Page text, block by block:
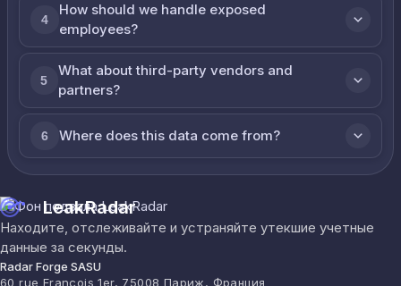
4
How should we handle exposed
employees?
5
What about third-party vendors and
partners?
6 Where does this data come from?
LeakRadar
Находите, отслеживайте и устраняйте утекшие учетные
данные за секунды.
Radar Forge SASU
60 rue François 1er, 75008 Париж, Франция